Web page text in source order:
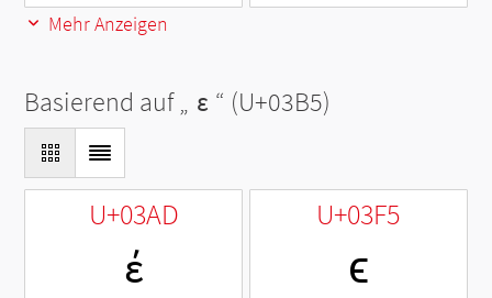
Mehr Anzeigen
Basierend auf „ ε “ (U+03B5)
U+03AD
έ
U+03F5
ϵ